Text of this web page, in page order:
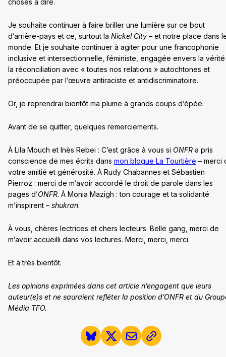
choses à dire.
Je souhaite continuer à faire briller une lumière sur ce bout
d’arrière-pays et ce, surtout la Nickel City – et notre place dans
monde. Et je souhaite continuer à agiter pour une francophonie
inclusive et intersectionnelle, féministe, engagée envers la
la réconciliation avec « toutes nos relations » autochtones et
préoccupée par l’œuvre antiraciste et antidiscriminatoire.
Or, je reprendrai bientôt ma plume à grands coups d’épée.
Avant de se quitter, quelques remerciements.
À Lila Mouch et Inès Rebei : C’est grâce à vous si ONFR a pris
conscience de mes écrits dans mon blogue La Tourtière – merci
votre amitié et générosité. À Rudy Chabannes et Sébastien
Pierroz : merci de m’avoir accordé le droit de parole dans les
pages d’ONFR. À Monia Mazigh : ton courage et ta solidarité
m’inspirent – shukran.
À vous, chères lectrices et chers lecteurs. Belle gang, merci de
m’avoir accueilli dans vos lectures. Merci, merci, merci.
Et à très bientôt.
Les opinions exprimées dans cet article n’engagent que leurs
auteur(e)s et ne sauraient refléter la position d’ONFR et du
Média TFO.